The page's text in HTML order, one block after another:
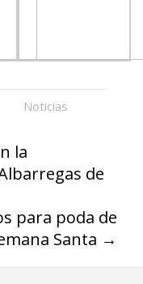
Noticias
la
de
para poda de
Santa →